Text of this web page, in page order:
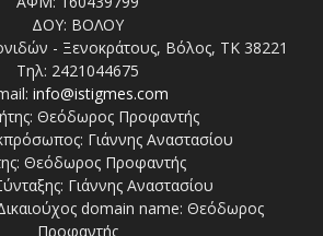
ΔΟΥ: ΒΟΛΟΥ
- Ξενοκράτους, Βόλος, ΤΚ 38221
Τηλ: 2421044675
info@istigmes.com
Θεόδωρος Προφαντής
Γιάννης Αναστασίου
Θεόδωρος Προφαντής
Γιάννης Αναστασίου
Δικαιούχος domain name: Θεόδωρος
Προφαντής